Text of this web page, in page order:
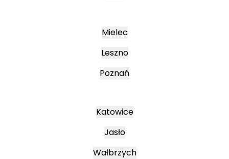
Mielec
Leszno
Poznań
Katowice
Jasło
Wałbrzych